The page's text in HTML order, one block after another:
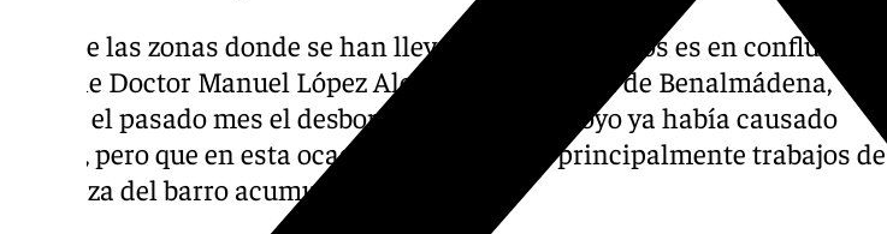
Otra de las zonas donde se han llevado a cabo trabajos es en confluencia
de calle Doctor Manuel López Alcaide con avenida de Benalmádena,
donde el pasado mes el desbordamiento del arroyo ya había causado
daños, pero que en esta ocasión ha requerido principalmente trabajos de
limpieza del barro acumulado.